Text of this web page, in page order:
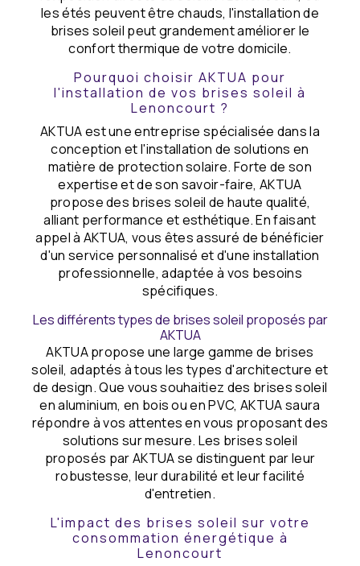
les étés peuvent être chauds, l'installation de
brises soleil peut grandement améliorer le
confort thermique de votre domicile.
Pourquoi choisir AKTUA pour
l'installation de vos brises soleil à
Lenoncourt ?
AKTUA est une entreprise spécialisée dans la
conception et l'installation de solutions en
matière de protection solaire. Forte de son
expertise et de son savoir-faire, AKTUA
propose des brises soleil de haute qualité,
alliant performance et esthétique. En faisant
appel à AKTUA, vous êtes assuré de bénéficier
d'un service personnalisé et d'une installation
professionnelle, adaptée à vos besoins
spécifiques.
Les différents types de brises soleil proposés par
AKTUA
AKTUA propose une large gamme de brises
soleil, adaptés à tous les types d'architecture et
de design. Que vous souhaitiez des brises soleil
en aluminium, en bois ou en PVC, AKTUA saura
répondre à vos attentes en vous proposant des
solutions sur mesure. Les brises soleil
proposés par AKTUA se distinguent par leur
robustesse, leur durabilité et leur facilité
d'entretien.
L'impact des brises soleil sur votre
consommation énergétique à
Lenoncourt